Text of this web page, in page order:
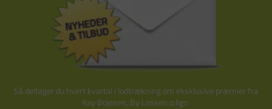
Så deltager du hvert kvartal i lodtrækning om eksklusive præmier fra
Kay Bojesen, By Lassen o.lign.